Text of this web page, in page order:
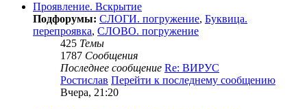
Проявление. Вскрытие
Подфорумы: СЛОГИ. погружение, Буквица.
перепроявка, СЛОВО. погружение
425 Темы
1787 Сообщения
Последнее сообщение Re: ВИРУС
Ростислав Перейти к последнему сообщению
Вчера, 21:20